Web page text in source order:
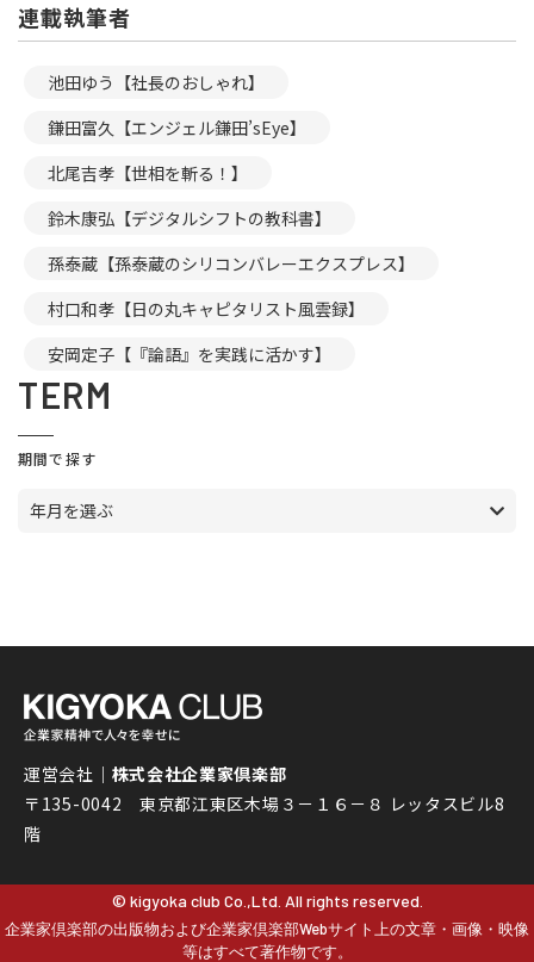
連載執筆者
池田ゆう【社長のおしゃれ】
鎌田富久【エンジェル鎌田’sEye】
北尾吉孝【世相を斬る！】
鈴木康弘【デジタルシフトの教科書】
孫泰蔵【孫泰蔵のシリコンバレーエクスプレス】
村口和孝【日の丸キャピタリスト風雲録】
安岡定子【『論語』を実践に活かす】
TERM
期間で探す
年月を選ぶ
運営会社｜ 株式会社企業家倶楽部
〒135-0042 東京都江東区木場３－１６－８ レッタスビル8
階
© kigyoka club Co.,Ltd. All rights reserved.
企業家倶楽部の出版物および企業家倶楽部Webサイト上の文章・画像・映像
等はすべて著作物です。